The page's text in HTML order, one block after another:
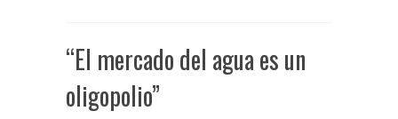
“El mercado del agua es un
oligopolio”